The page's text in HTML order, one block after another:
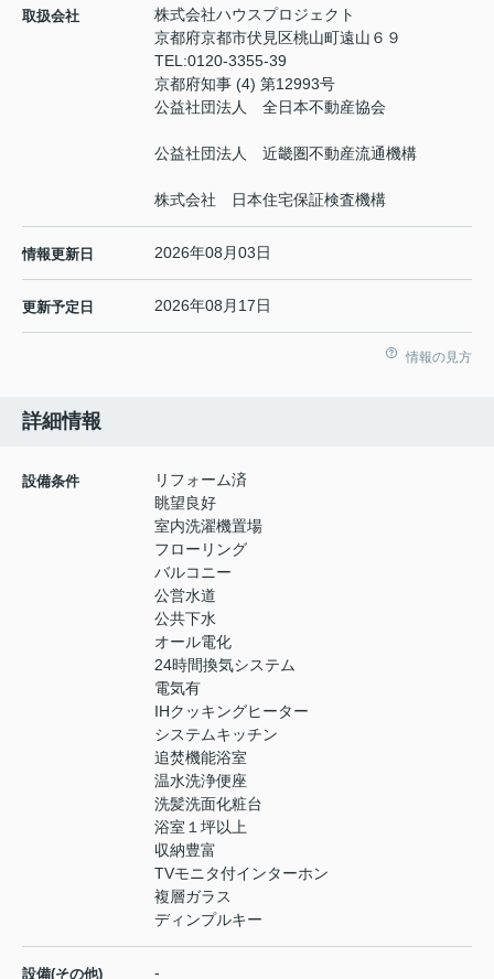
取扱会社
株式会社ハウスプロジェクト
京都府京都市伏見区桃山町遠山６９
TEL:0120-3355-39
京都府知事 (4) 第12993号
公益社団法人 全日本不動産協会
公益社団法人 近畿圏不動産流通機構
株式会社 日本住宅保証検査機構
情報更新日 2026年08月03日
更新予定日 2026年08月17日
情報の見方
詳細情報
設備条件
リフォーム済
眺望良好
室内洗濯機置場
フローリング
バルコニー
公営水道
公共下水
オール電化
24時間換気システム
電気有
IHクッキングヒーター
システムキッチン
追焚機能浴室
温水洗浄便座
洗髪洗面化粧台
浴室１坪以上
収納豊富
TVモニタ付インターホン
複層ガラス
ディンプルキー
設備(その他) -